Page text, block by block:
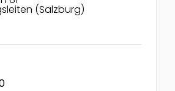
(Salzburg)